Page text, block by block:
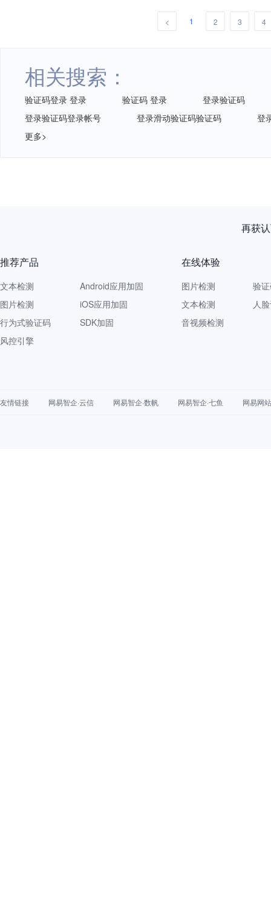
< 1 2 3 4
相关搜索：
验证码登录 登录 验证码 登录
登录验证码
登录验证码登录帐号
登录滑动验证码验证码
登
更多>
推荐产品
文本检测
图片检测
行为式验证码
风控引擎
Android应用加固
iOS应用加固
SDK加固
在线体验
图片检测
文本检测
音视频检测
验
人
友情链接 网易智企·云信 网易智企·数帆 网易智企·七鱼 网易网